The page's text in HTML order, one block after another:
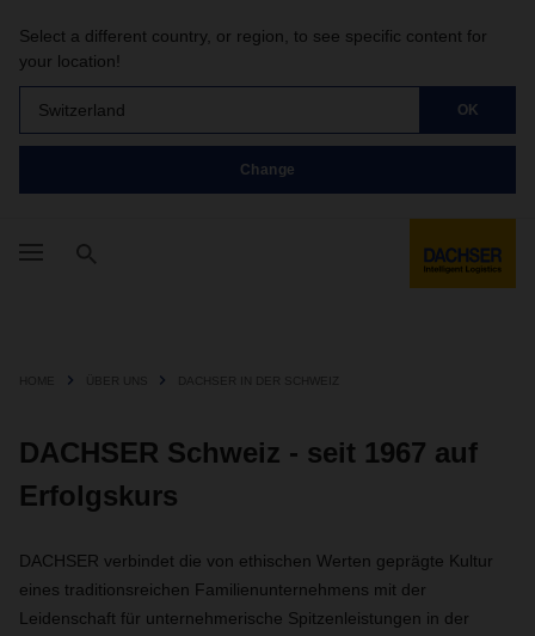
Select a different country, or region, to see specific content for
your location!
Switzerland OK
Change
HOME ÜBER UNS DACHSER IN DER SCHWEIZ
DACHSER Schweiz - seit 1967 auf
Erfolgskurs
DACHSER verbindet die von ethischen Werten geprägte Kultur
eines traditionsreichen Familienunternehmens mit der
Leidenschaft für unternehmerische Spitzenleistungen in der